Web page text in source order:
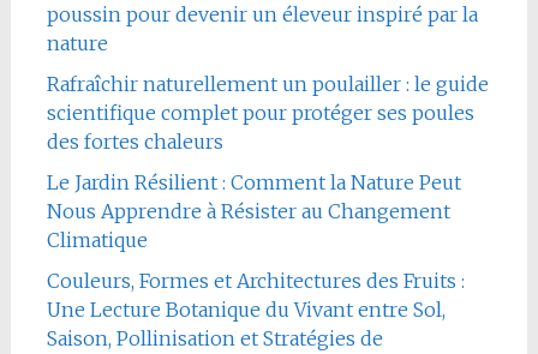
poussin pour devenir un éleveur inspiré par la
nature
Rafraîchir naturellement un poulailler : le guide
scientifique complet pour protéger ses poules
des fortes chaleurs
Le Jardin Résilient : Comment la Nature Peut
Nous Apprendre à Résister au Changement
Climatique
Couleurs, Formes et Architectures des Fruits :
Une Lecture Botanique du Vivant entre Sol,
Saison, Pollinisation et Stratégies de